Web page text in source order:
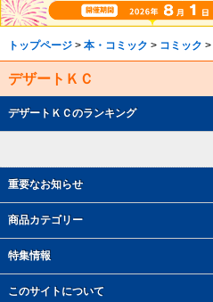
重要なお知らせ
商品カテゴリー
特集情報
このサイトについて
トップページ> 本・コミック > コミック >
デザートＫＣ
デザートＫＣのランキング